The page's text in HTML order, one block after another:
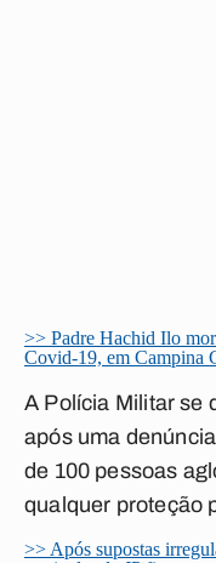
>> Padre Hachid Ilo
Covid-19, em Campina
A Polícia Militar se
após uma
de 100 pessoas
qualquer proteção
>> Após supostas